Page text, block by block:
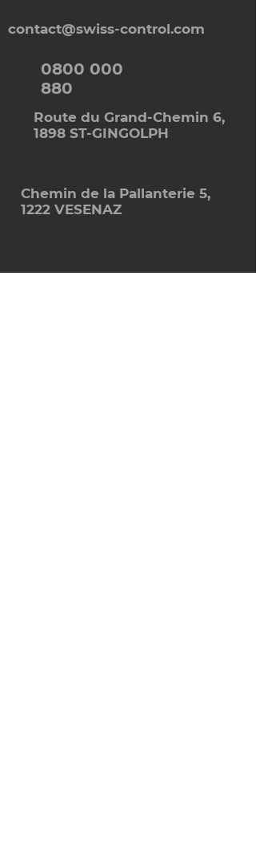
contact@swiss-control.com
0800 000
880
Route du Grand-Chemin 6,
1898 ST-GINGOLPH
Chemin de la Pallanterie 5,
1222 VESENAZ